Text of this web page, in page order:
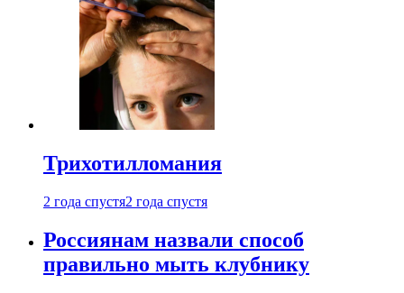
Трихотилломания
2 года спустя2 года спустя
Россиянам назвали способ
правильно мыть клубнику